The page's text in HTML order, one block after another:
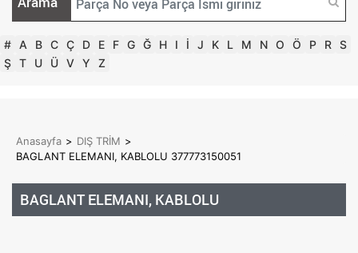
# A B C Ç D E F G Ğ H I İ J K L M N O Ö P R S
Ş T U Ü V Y Z
Anasayfa > DIŞ TRİM >
BAGLANT ELEMANI, KABLOLU 377773150051
BAGLANT ELEMANI, KABLOLU